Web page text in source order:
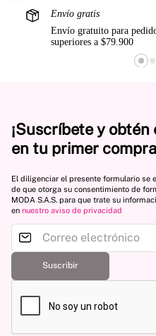
Envío gratis
Envío gratuito para
superiores a $79.900
¡Suscríbete y
en tu primer
El diligenciar el presente formulario se
de que otorga su consentimiento de
MODA S.A.S. para que trate su
en nuestro aviso de privacidad
Suscribir